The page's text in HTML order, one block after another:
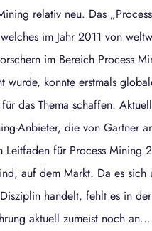
relativ neu. Das
im Jahr 2011 von
im Bereich Process
wurde, konnte erstmals
für das Thema schaffen.
Anbieter, die von Gartner
Leitfaden für Process Mining
auf dem Markt. Da es sich
handelt, fehlt es in der
aktuell zumeist noch an...